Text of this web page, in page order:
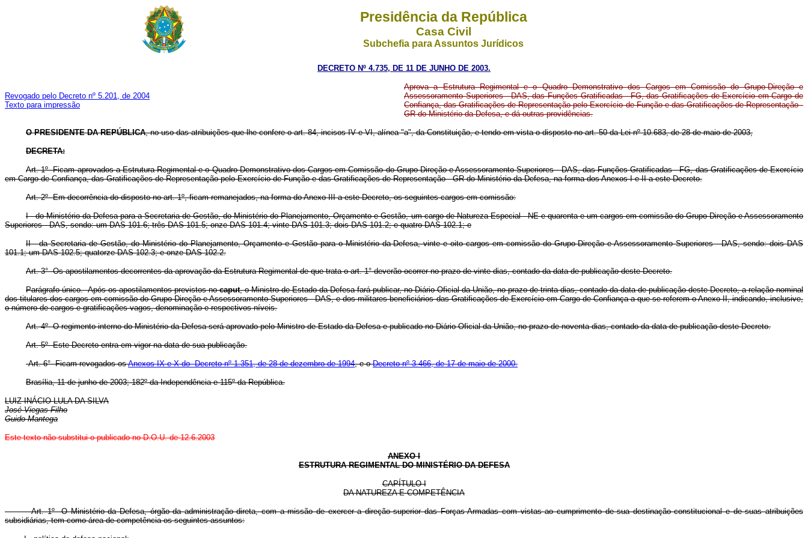
Presidência da República
Casa Civil
Subchefia para Assuntos Jurídicos
DECRETO Nº 4.735, DE 11 DE JUNHO DE 2003.
Revogado pelo Decreto nº 5.201, de 2004
Texto para impressão
Aprova a Estrutura Regimental e o Quadro Demonstrativo dos Cargos em Comissão do Grupo-Direção e
Assessoramento Superiores - DAS, das Funções Gratificadas - FG, das Gratificações de Exercício em Cargo de
Confiança, das Gratificações de Representação pelo Exercício de Função e das Gratificações de Representação -
GR do Ministério da Defesa, e dá outras providências.
O PRESIDENTE DA REPÚBLICA, no uso das atribuições que lhe confere o art. 84, incisos IV e VI, alínea "a", da Constituição, e tendo em vista o disposto no art. 50 da Lei nº 10.683, de 28 de maio de 2003,
DECRETA:
Art. 1º Ficam aprovados a Estrutura Regimental e o Quadro Demonstrativo dos Cargos em Comissão do Grupo-Direção e Assessoramento Superiores - DAS, das Funções Gratificadas - FG, das Gratificações de Exercício
em Cargo de Confiança, das Gratificações de Representação pelo Exercício de Função e das Gratificações de Representação - GR do Ministério da Defesa, na forma dos Anexos I e II a este Decreto.
Art. 2º Em decorrência do disposto no art. 1º, ficam remanejados, na forma do Anexo III a este Decreto, os seguintes cargos em comissão:
I - do Ministério da Defesa para a Secretaria de Gestão, do Ministério do Planejamento, Orçamento e Gestão, um cargo de Natureza Especial - NE e quarenta e um cargos em comissão do Grupo-Direção e Assessoramento
Superiores - DAS, sendo: um DAS 101.6; três DAS 101.5; onze DAS 101.4; vinte DAS 101.3; dois DAS 101.2; e quatro DAS 102.1; e
II - da Secretaria de Gestão, do Ministério do Planejamento, Orçamento e Gestão para o Ministério da Defesa, vinte e oito cargos em comissão do Grupo-Direção e Assessoramento Superiores - DAS, sendo: dois DAS
101.1; um DAS 102.5; quatorze DAS 102.3; e onze DAS 102.2.
Art. 3° Os apostilamentos decorrentes da aprovação da Estrutura Regimental de que trata o art. 1° deverão ocorrer no prazo de vinte dias, contado da data de publicação deste Decreto.
Parágrafo único. Após os apostilamentos previstos nocaput, o Ministro de Estado da Defesa fará publicar, no Diário Oficial da União, no prazo de trinta dias, contado da data de publicação deste Decreto, a relação nominal
dos titulares dos cargos em comissão do Grupo-Direção e Assessoramento Superiores - DAS, e dos militares beneficiários das Gratificações de Exercício em Cargo de Confiança a que se referem o Anexo II, indicando, inclusive,
o número de cargos e gratificações vagos, denominação e respectivos níveis.
Art. 4º O regimento interno do Ministério da Defesa será aprovado pelo Ministro de Estado da Defesa e publicado no Diário Oficial da União, no prazo de noventa dias, contado da data de publicação deste Decreto.
Art. 5º Este Decreto entra em vigor na data de sua publicação.
Art. 6° Ficam revogados osAnexos IX e X do Decreto nº 1.351, de 28 de dezembro de 1994, e oDecreto nº 3.466, de 17 de maio de 2000.
Brasília, 11 de junho de 2003; 182º da Independência e 115º da República.
LUIZ INÁCIO LULA DA SILVA
José Viegas Filho
Guido Mantega
Este texto não substitui o publicado no D.O.U. de 12.6.2003
ANEXO I
ESTRUTURA REGIMENTAL DO MINISTÉRIO DA DEFESA
CAPÍTULO I
DA NATUREZA E COMPETÊNCIA
Art. 1º O Ministério da Defesa, órgão da administração direta, com a missão de exercer a direção superior das Forças Armadas com vistas ao cumprimento de sua destinação constitucional e de suas atribuições
subsidiárias, tem como área de competência os seguintes assuntos: